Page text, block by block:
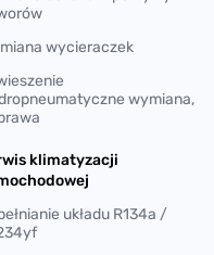
wycieraczek
wymiana,
klimatyzacji
układu R134a /